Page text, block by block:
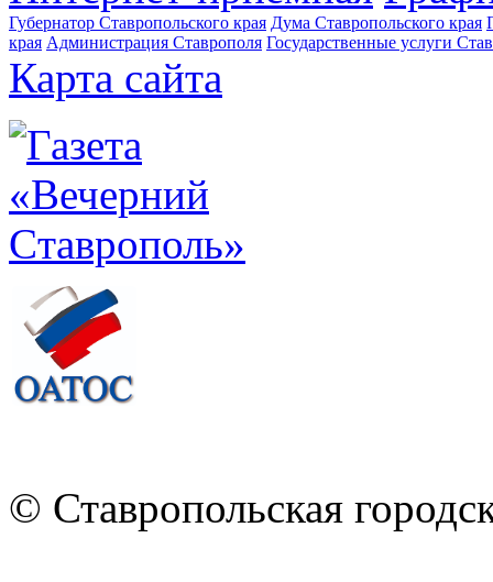
Губернатор Ставропольского края Дума Ставропольского края
края Администрация Ставрополя Государственные услуги
Карта сайта
© Ставропольская